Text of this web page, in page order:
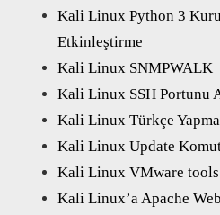
Kali Linux Python 3
Etkinleştirme
Kali Linux SNMPWALK
Kali Linux SSH Portunu
Kali Linux Türkçe
Kali Linux Update
Kali Linux VMware
Kali Linux’a Apache